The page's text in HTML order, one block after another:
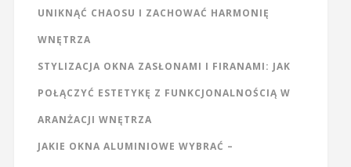
UNIKNĄĆ CHAOSU I ZACHOWAĆ HARMONIĘ
WNĘTRZA
STYLIZACJA OKNA ZASŁONAMI I FIRANAMI: JAK
POŁĄCZYĆ ESTETYKĘ Z FUNKCJONALNOŚCIĄ W
ARANŻACJI WNĘTRZA
JAKIE OKNA ALUMINIOWE WYBRAĆ –